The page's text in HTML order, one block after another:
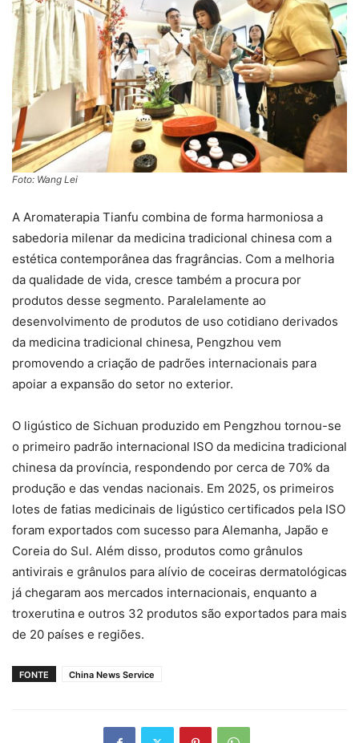
Foto: Wang Lei
A Aromaterapia Tianfu combina de forma harmoniosa a
sabedoria milenar da medicina tradicional chinesa com a
estética contemporânea das fragrâncias. Com a melhoria
da qualidade de vida, cresce também a procura por
produtos desse segmento. Paralelamente ao
desenvolvimento de produtos de uso cotidiano derivados
da medicina tradicional chinesa, Pengzhou vem
promovendo a criação de padrões internacionais para
apoiar a expansão do setor no exterior.
O ligústico de Sichuan produzido em Pengzhou tornou-se
o primeiro padrão internacional ISO da medicina tradicional
chinesa da província, respondendo por cerca de 70% da
produção e das vendas nacionais. Em 2025, os primeiros
lotes de fatias medicinais de ligústico certificados pela ISO
foram exportados com sucesso para Alemanha, Japão e
Coreia do Sul. Além disso, produtos como grânulos
antivirais e grânulos para alívio de coceiras dermatológicas
já chegaram aos mercados internacionais, enquanto a
troxerutina e outros 32 produtos são exportados para mais
de 20 países e regiões.
FONTE China News Service